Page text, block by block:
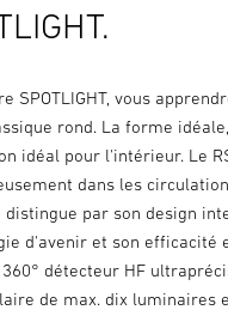
SPOTLIGHT, vous
rond. La forme
idéal pour l'intérieur. Le
dans les
distingue par son design
d'avenir et son efficacité
détecteur HF
de max. dix luminaires